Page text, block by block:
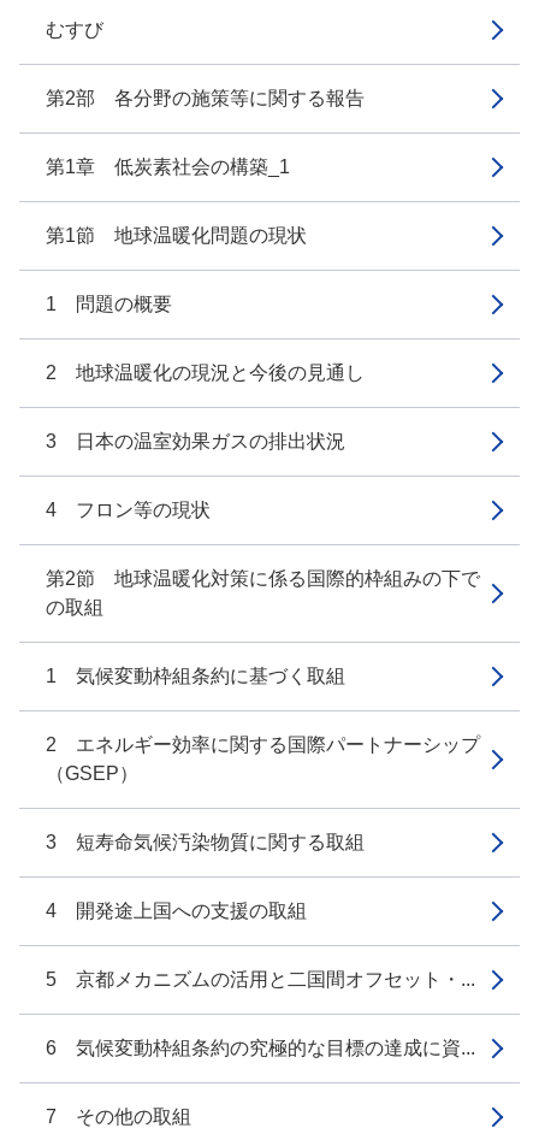
むすび
第2部 各分野の施策等に関する報告
第1章 低炭素社会の構築_1
第1節 地球温暖化問題の現状
1 問題の概要
2 地球温暖化の現況と今後の見通し
3 日本の温室効果ガスの排出状況
4 フロン等の現状
第2節 地球温暖化対策に係る国際的枠組みの下で
の取組
1 気候変動枠組条約に基づく取組
2 エネルギー効率に関する国際パートナーシップ
（GSEP）
3 短寿命気候汚染物質に関する取組
4 開発途上国への支援の取組
5 京都メカニズムの活用と二国間オフセット・...
6 気候変動枠組条約の究極的な目標の達成に資...
7 その他の取組